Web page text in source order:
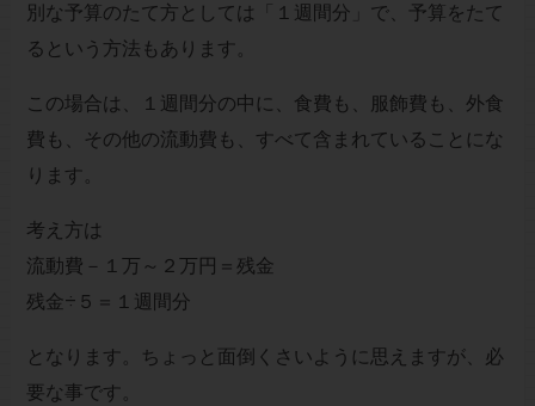
別な予算のたて方としては「１週間分」で、予算をたて
るという方法もあります。
この場合は、１週間分の中に、食費も、服飾費も、外食
費も、その他の流動費も、すべて含まれていることにな
ります。
考え方は
流動費－１万～２万円＝残金
残金÷５＝１週間分
となります。ちょっと面倒くさいように思えますが、必
要な事です。